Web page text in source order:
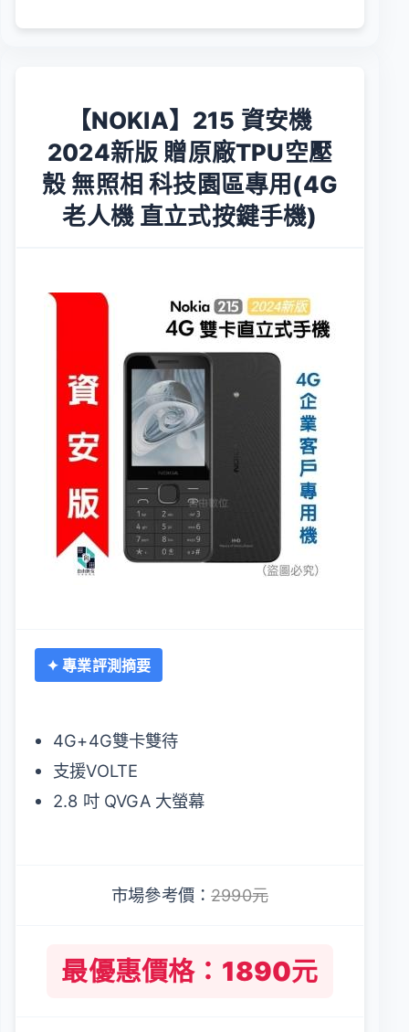
【NOKIA】215 資安機
2024新版 贈原廠TPU空壓
殼 無照相 科技園區專用(4G
老人機 直立式按鍵手機)
✦ 專業評測摘要
4G+4G雙卡雙待
支援VOLTE
2.8 吋 QVGA 大螢幕
市場參考價：2990元
最優惠價格：1890元